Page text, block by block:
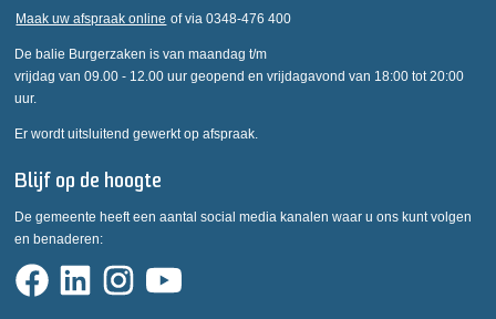
Maak uw afspraak online of via 0348-476 400
De balie Burgerzaken is van maandag t/m
vrijdag van 09.00 - 12.00 uur geopend en vrijdagavond van 18:00 tot 20:00
uur.
Er wordt uitsluitend gewerkt op afspraak.
Blijf op de hoogte
De gemeente heeft een aantal social media kanalen waar u ons kunt volgen
en benaderen: